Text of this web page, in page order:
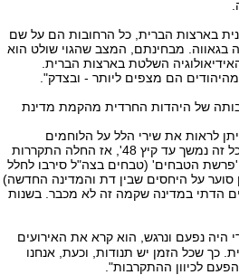
בארצות הברית, כל הרחובות הם על שם
בגאווה. מבחינתם, המצב שהגוי שולט הוא
השלטת בארצות הברית.
הם מצפים ליותר - ובצדק".
של היהדות החרדית מהקמת מדינת
לראות את שירי הלל על הלוחמים
האמיצים - הייתה שם התלהבות רבה. כל זה נמשך עד קיץ 48', אז החלה התקררות
הטבחים' (טבחים בצה"ל סירבו לחלל
סוער על היחסים שבין דת והמדינה החדשה)
הדתי במדינה שקמה זה לא מכבר. בשנות
היה נפעם ונרגש, הוא קרא את האירועים
כך שכל הזמן יש תנודות, וכעת, אנחנו
לכיוון ההתקרבות".